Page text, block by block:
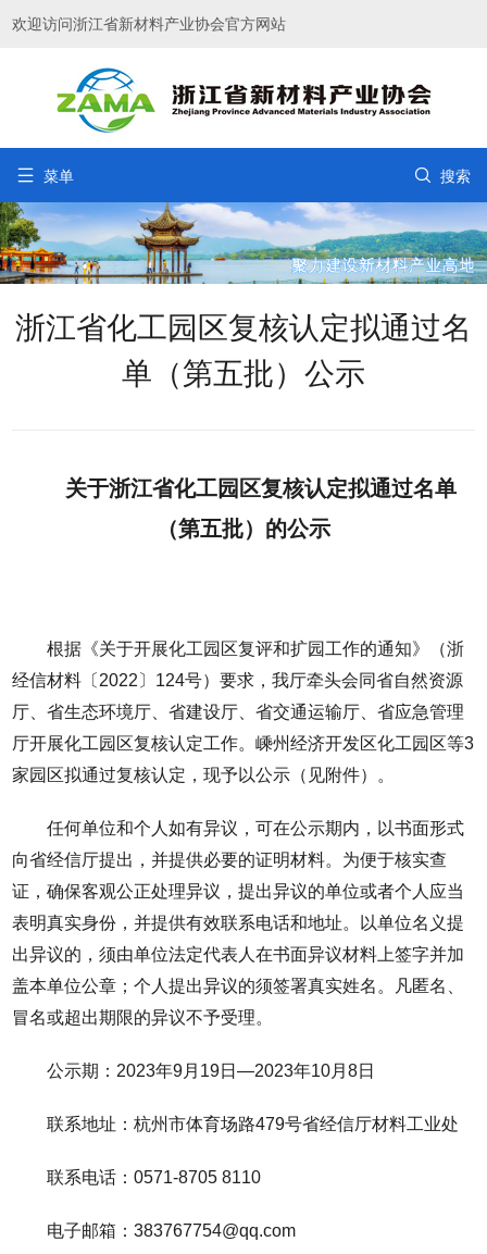
欢迎访问浙江省新材料产业协会官方网站
 菜单  搜索
浙江省化工园区复核认定拟通过名
单（第五批）公示
关于浙江省化工园区复核认定拟通过名单
（第五批）的公示
根据《关于开展化工园区复评和扩园工作的通知》（浙
经信材料〔2022〕124号）要求，我厅牵头会同省自然资源
厅、省生态环境厅、省建设厅、省交通运输厅、省应急管理
厅开展化工园区复核认定工作。嵊州经济开发区化工园区等3
家园区拟通过复核认定，现予以公示（见附件）。
任何单位和个人如有异议，可在公示期内，以书面形式
向省经信厅提出，并提供必要的证明材料。为便于核实查
证，确保客观公正处理异议，提出异议的单位或者个人应当
表明真实身份，并提供有效联系电话和地址。以单位名义提
出异议的，须由单位法定代表人在书面异议材料上签字并加
盖本单位公章；个人提出异议的须签署真实姓名。凡匿名、
冒名或超出期限的异议不予受理。
公示期：2023年9月19日—2023年10月8日
联系地址：杭州市体育场路479号省经信厅材料工业处
联系电话：0571-8705 8110
电子邮箱：383767754@qq.com